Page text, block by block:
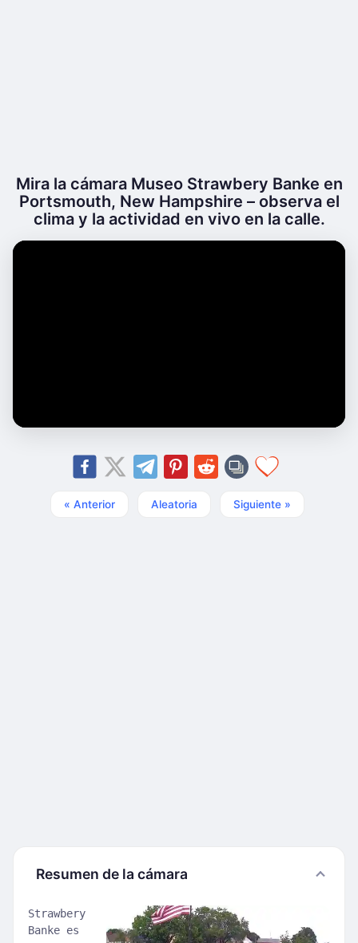
Mira la cámara Museo Strawbery Banke en
Portsmouth, New Hampshire – observa el
clima y la actividad en vivo en la calle.
« Anterior Aleatoria Siguiente »
Resumen de la cámara
Strawbery
Banke es